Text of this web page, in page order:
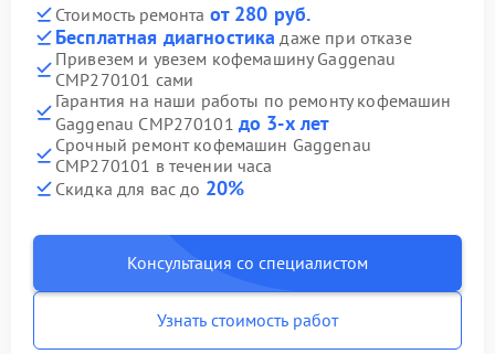
Стоимость ремонта от 280 руб.
Бесплатная диагностика даже при отказе
Привезем и увезем кофемашину Gaggenau
CMP270101 сами
Гарантия на наши работы по ремонту кофемашин
Gaggenau CMP270101 до 3-х лет
Срочный ремонт кофемашин Gaggenau
CMP270101 в течении часа
Скидка для вас до 20%
Консультация со специалистом
Узнать стоимость работ